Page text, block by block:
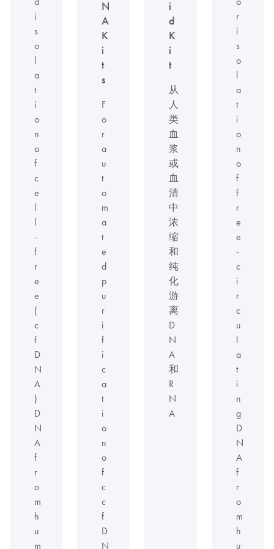
i
s
o
l
a
t
i
o
n
o
f
c
e
l
l
-
f
r
e
e
(
c
f
D
N
A
)
D
N
A
f
r
o
m
h
u
m
N
A
K
i
t
s
F
o
r
a
u
t
o
m
a
t
e
d
p
u
r
i
f
i
c
a
t
i
o
n
o
f
c
c
f
D
N
i
d
K
i
t
从
人
类
血
浆
或
血
清
中
浓
缩
和
纯
化
游
离
D
N
A
和
R
N
A
r
i
s
o
l
a
t
i
o
n
o
f
f
r
e
e
-
c
i
r
c
u
l
a
t
i
n
g
D
N
A
f
r
o
m
h
u